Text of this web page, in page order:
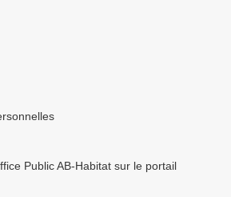
Public AB-Habitat sur le portail